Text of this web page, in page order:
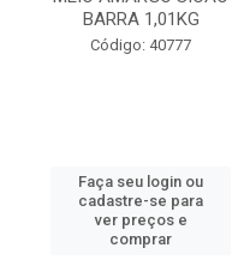
BARRA 1,01KG
Código: 40777
Faça seu login ou
cadastre-se para
ver preços e
comprar